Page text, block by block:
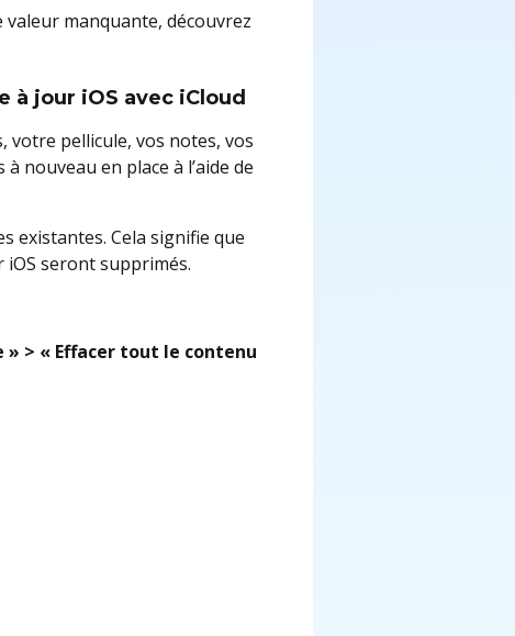
manquante, découvrez
à jour iOS avec iCloud
votre pellicule, vos notes, vos
nouveau en place à l’aide de
existantes. Cela signifie que
iOS seront supprimés.
» > « Effacer tout le contenu